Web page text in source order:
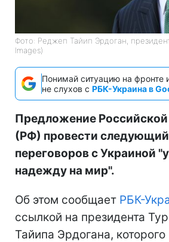
Фото: Реджеп Тайип Эрдоган,
Images)
Понимай ситуацию на фронте
не слухов с РБК-Украина в
Предложение
(РФ) провести
переговоров с Украиной
надежду на мир".
Об этом сообщает РБК-
ссылкой на президента
Тайипа Эрдогана, которого